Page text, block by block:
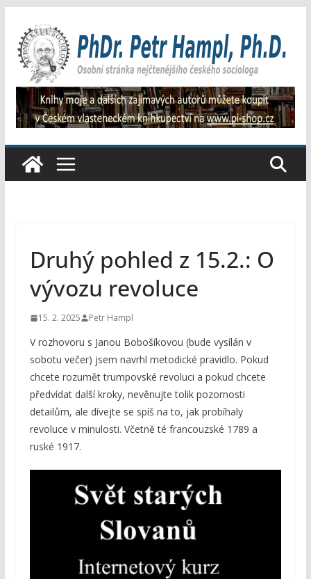
obsah
Druhý pohled z 15.2.: O
vývozu revoluce
15. 2. 2025 Petr Hampl
V rozhovoru s Janou Bobošíkovou (bude vysílán v
sobotu večer) jsem navrhl metodické pravidlo. Pokud
chcete rozumět trumpovské revoluci a pokud chcete
předvídat další kroky, nevěnujte tolik pozornosti
detailům, ale dívejte se spíš na to, jak probíhaly
revoluce v minulosti. Včetně té francouzské 1789 a
ruské 1917.